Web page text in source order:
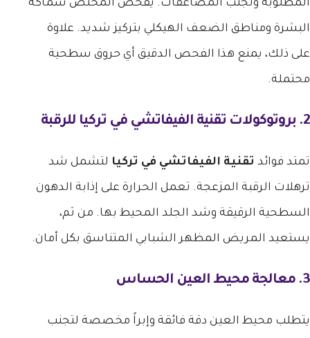
المطلوبة وتجنب المضاعفات. يفحص المختص سماكة
البشرة ومناطق الضعف الهيكلي بتركيز شديد. علاوة
على ذلك، يمنع هذا الفحص الدقيق أي حروق سطحية
محتملة.
2. بروتوكولات تقنية الفيفاتشي في تركيا للرقبة
تمتد فوائد تقنية الفيفاتشي في تركيا لتشمل شد
ترهلات الرقبة المزعجة. تعمل الحرارة على إذابة الدهون
السطحية الرقيقة وشد الجلد المحيط بها. من ثم،
يستعيد المريض المظهر الشبابي المتناسق بكل أمان.
3. معالجة محيط العين الحساس
يتطلب محيط العين دقة فائقة وإبراً مخصصة لتجنب